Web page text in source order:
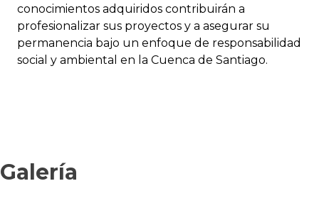
conocimientos adquiridos contribuirán a
profesionalizar sus proyectos y a asegurar su
permanencia bajo un enfoque de responsabilidad
social y ambiental en la Cuenca de Santiago.
Galería